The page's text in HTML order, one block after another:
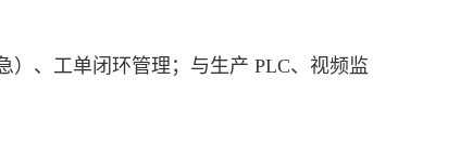
）、工单闭环管理；与生产 PLC、视频监